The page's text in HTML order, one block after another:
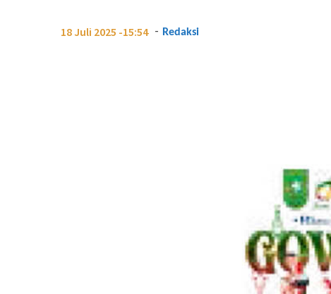
18 Juli 2025 -15:54 - Redaksi